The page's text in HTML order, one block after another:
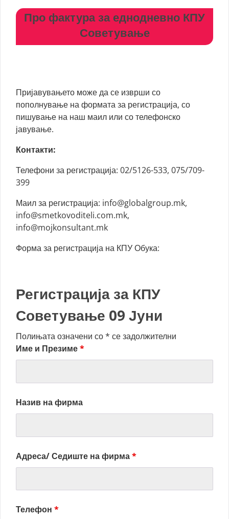
Про фактура за еднодневно КПУ
Советување
Пријавувањето може да се изврши со
пополнување на формата за регистрација, со
пишување на наш маил или со телефонско
јавување.
Контакти:
Телефони за регистрација: 02/5126-533, 075/709-
399
Маил за регистрација: info@globalgroup.mk,
info@smetkovoditeli.com.mk,
info@mojkonsultant.mk
Форма за регистрација на КПУ Обука:
Регистрација за КПУ
Советување 09 Јуни
Полињата означени со * се задолжителни
Име и Презиме*
Назив на фирма
Адреса/ Седиште на фирма*
Телефон *